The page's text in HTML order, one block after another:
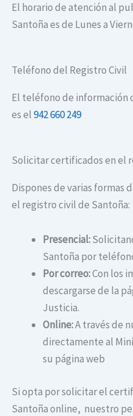
El horario de atención al
Santoña es de Lunes a
Teléfono del Registro Civil
El teléfono de información
es el942 660 249
Solicitar certificados en el
Dispones de varias formas
el registro civil de Santoña:
Presencial:
Santoña por
Por correo:Con los
descargarse de la
Justicia.
Online:A través de
directamente al
su página web
Si opta por solicitar el
Santoña online, nuestro